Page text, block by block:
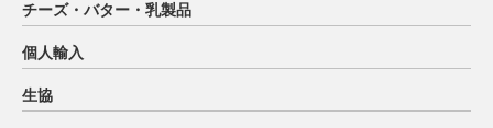
チーズ・バター・乳製品
個人輸入
生協